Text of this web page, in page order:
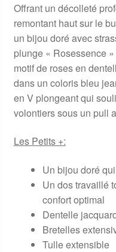
Offrant un décolleté
remontant haut sur le
un bijou doré avec
plunge « Rosessence
motif de roses en
dans un coloris bleu
en V plongeant qui
volontiers sous un pull
Les Petits +:
Un bijou doré
Un dos travaillé
confort optimal
Dentelle
Bretelles
Tulle extensible